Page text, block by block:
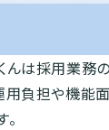
んは採用業務
用負担や機能